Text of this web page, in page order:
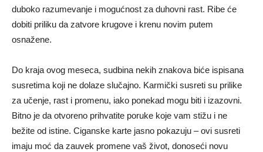
duboko razumevanje i mogućnost za duhovni rast. Ribe će
dobiti priliku da zatvore krugove i krenu novim putem
osnažene.
Do kraja ovog meseca, sudbina nekih znakova biće ispisana
susretima koji ne dolaze slučajno. Karmički susreti su prilike
za učenje, rast i promenu, iako ponekad mogu biti i izazovni.
Bitno je da otvoreno prihvatite poruke koje vam stižu i ne
bežite od istine. Ciganske karte jasno pokazuju – ovi susreti
imaju moć da zauvek promene vaš život, donoseći novu